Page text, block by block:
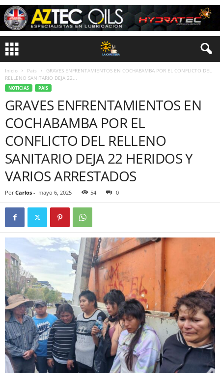
Inicio Pais
GRAVES ENFRENTAMIENTOS EN COCHABAMBA POR EL CONFLICTO DEL
RELLENO SANITARIO DEJA 22...
NOTICIAS PAIS
GRAVES ENFRENTAMIENTOS EN
COCHABAMBA POR EL
CONFLICTO DEL RELLENO
SANITARIO DEJA 22 HERIDOS Y
VARIOS ARRESTADOS
Por Carlos - mayo 6, 2025 54 0